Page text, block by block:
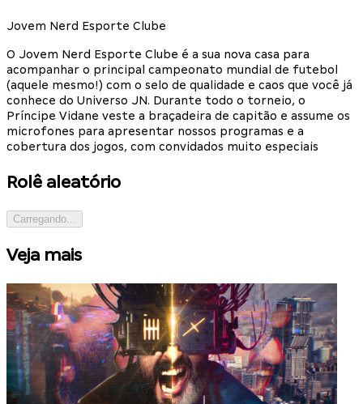
Jovem Nerd Esporte Clube
O Jovem Nerd Esporte Clube é a sua nova casa para
acompanhar o principal campeonato mundial de futebol
(aquele mesmo!) com o selo de qualidade e caos que você já
conhece do Universo JN. Durante todo o torneio, o
Príncipe Vidane veste a braçadeira de capitão e assume os
microfones para apresentar nossos programas e a
cobertura dos jogos, com convidados muito especiais
Rolê aleatório
Carregando...
Veja mais